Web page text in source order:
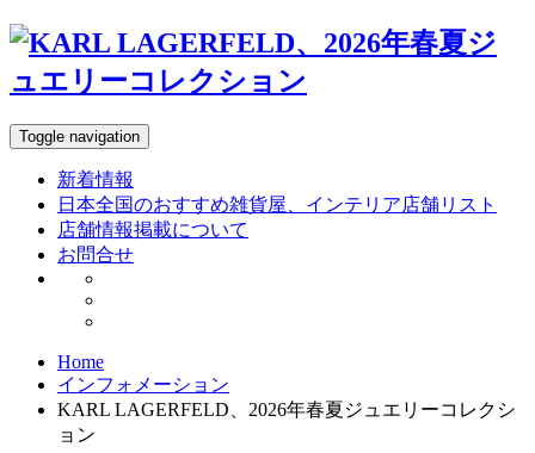
Toggle navigation
新着情報
日本全国のおすすめ雑貨屋、インテリア店舗リスト
店舗情報掲載について
お問合せ
Home
インフォメーション
KARL LAGERFELD、2026年春夏ジュエリーコレクシ
ョン